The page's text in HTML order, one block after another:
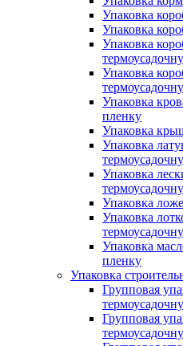
Упаковка
Упаковка
Упаковка
Упаковка
Упаковка
пленку
Упаковка
Упаковка
Упаковка
Упаковка
Упаковка
Упаковка
пленку
Упаковка
Групповая
Групповая